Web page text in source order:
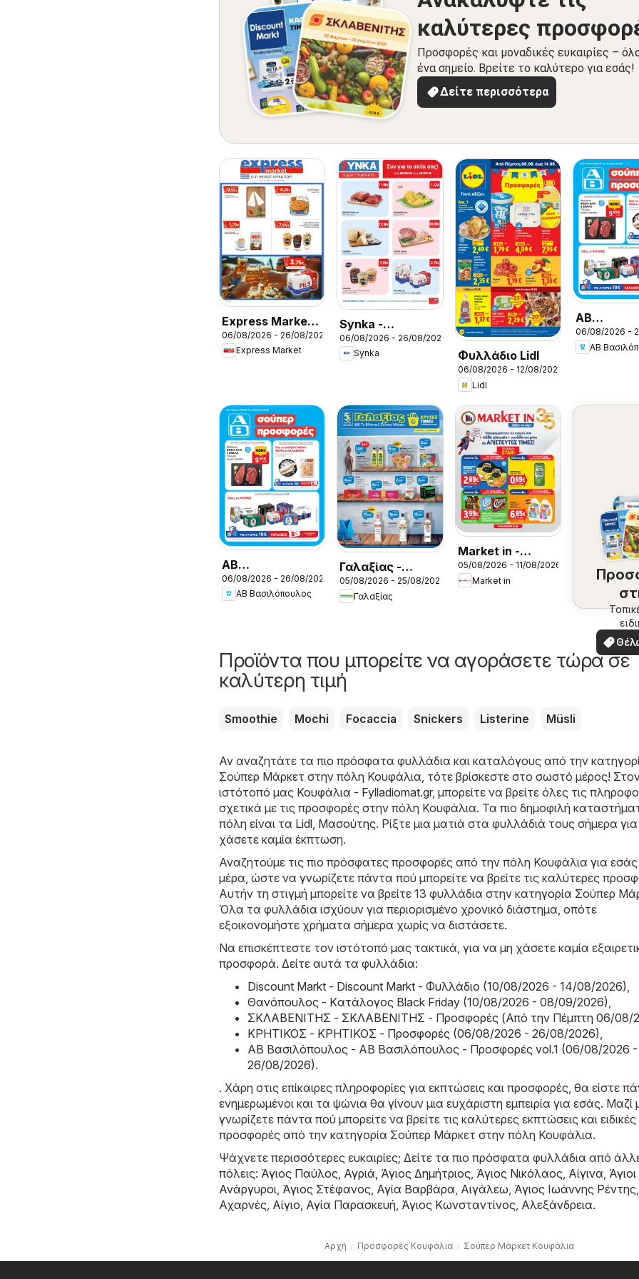
καλύτερες
Προσφορές και μοναδικές ευκαιρίες –
ένα σημείο. Βρείτε το καλύτερο για εσάς!
Δείτε περισσότερα
Express Market -
Προσφορές
06/08/2026 - 26/08/2026
Express Market
Synka -
Προσφορές
06/08/2026 - 26/08/2026
Synka
Φυλλάδιο Lidl
06/08/2026 - 12/08/2026
Lidl
ΑΒ
06/08/2026 -
ΑΒ
ΑΒ
Βασιλόπουλος -
Προσφορές vol.2
06/08/2026 - 26/08/2026
ΑΒ Βασιλόπουλος
Γαλαξίας -
Προσφορές
05/08/2026 - 25/08/2026
Γαλαξίας
Market in -
Προσφορές
05/08/2026 - 11/08/2026
Market in
δω
Προϊόντα που μπορείτε να αγοράσετε τώρα σε
καλύτερη τιμή
Smoothie Mochi Focaccia Snickers Listerine Müsli
Αν αναζητάτε τα πιο πρόσφατα φυλλάδια και καταλόγους από την
Σούπερ Μάρκετ στην πόλη Κουφάλια, τότε βρίσκεστε στο σωστό μέρος!
ιστότοπό μας Κουφάλια - Fylladiomat.gr, μπορείτε να βρείτε όλες τις
σχετικά με τις προσφορές στην πόλη Κουφάλια. Τα πιο δημοφιλή
πόλη είναι τα Lidl, Μασούτης. Ρίξτε μια ματιά στα φυλλάδιά τους σήμερα
χάσετε καμία έκπτωση.
Αναζητούμε τις πιο πρόσφατες προσφορές από την πόλη Κουφάλια για
μέρα, ώστε να γνωρίζετε πάντα πού μπορείτε να βρείτε τις καλύτερες
Αυτήν τη στιγμή μπορείτε να βρείτε 13 φυλλάδια στην κατηγορία Σούπερ
Όλα τα φυλλάδια ισχύουν για περιορισμένο χρονικό διάστημα, οπότε
εξοικονομήστε χρήματα σήμερα χωρίς να διστάσετε.
Να επισκέπτεστε τον ιστότοπό μας τακτικά, για να μη χάσετε καμία
προσφορά. Δείτε αυτά τα φυλλάδια:
Discount Markt - Discount Markt - Φυλλάδιο (10/08/2026 - 14/08/2026),
Θανόπουλος - Kατάλογος Black Friday (10/08/2026 - 08/09/2026),
ΣΚΛΑΒΕΝΙΤΗΣ - ΣΚΛΑΒΕΝΙΤΗΣ - Προσφορές (Από την Πέμπτη 06/08/
ΚΡΗΤΙΚΟΣ - ΚΡΗΤΙΚΟΣ - Προσφορές (06/08/2026 - 26/08/2026),
ΑΒ Βασιλόπουλος - ΑΒ Βασιλόπουλος - Προσφορές vol.1 (06/08/2026 -
26/08/2026).
. Χάρη στις επίκαιρες πληροφορίες για εκπτώσεις και προσφορές, θα είστε
ενημερωμένοι και τα ψώνια θα γίνουν μια ευχάριστη εμπειρία για εσάς. Μαζί
γνωρίζετε πάντα πού μπορείτε να βρείτε τις καλύτερες εκπτώσεις και ειδικές
προσφορές από την κατηγορία Σούπερ Μάρκετ στην πόλη Κουφάλια.
Ψάχνετε περισσότερες ευκαιρίες; Δείτε τα πιο πρόσφατα φυλλάδια από
πόλεις: Άγιος Παύλος, Αγριά, Άγιος Δημήτριος, Άγιος Νικόλαος, Αίγινα, Άγιοι
Ανάργυροι, Άγιος Στέφανος, Αγία Βαρβάρα, Αιγάλεω, Άγιος Ιωάννης Ρέντης,
Αχαρνές, Αίγιο, Αγία Παρασκευή, Άγιος Κωνσταντίνος, Αλεξάνδρεια.
Αρχή Προσφορές Κουφάλια Σούπερ Μάρκετ Κουφάλια